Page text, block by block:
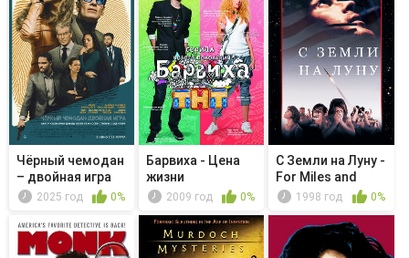
Чёрный чемодан
– двойная игра
2025 год 0%
Барвиха - Цена
жизни
2009 год 0%
С Земли на Луну -
For Miles and
Miles1998 год 0%